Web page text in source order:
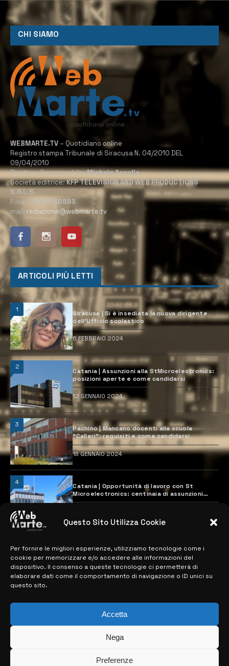
Questo Sito Utilizza Cookie
Per fornire le migliori esperienze, utilizziamo tecnologie come i
cookie per memorizzare e/o accedere alle informazioni del
dispositivo. Il consenso a queste tecnologie ci permetterà di
elaborare dati come il comportamento di navigazione o ID unici su
questo sito.
Accetta
Nega
Preferenze
CHI SIAMO
WEBMARTE.TV – Quotidiano online
Registro stampa Tribunale di Siracusa N. 04/2010 DEL
09/04/2010
Direttore Responsabile:Michele Accolla
Società editrice:KFP TELEVISION AND WEB PRODUCTIONS
S.R.L.S.
P.Iva: 02184950893
mail: redazione@webmarte.tv
ARTICOLI PIÙ LETTI
1
Siracusa | Si è insediata la nuova dirigente
dell’Ufficio scolastico
6 FEBBRAIO 2024
2
Catania | Assunzioni alla StMicroelectronics:
posizioni aperte e come candidarsi
12 GENNAIO 2024
3
Pachino | Mancano docenti alla scuola
“Calleri”: requisiti e come candidarsi
18 GENNAIO 2024
4
Catania | Opportunità di lavoro con St
Microelectronics: centinaia di assunzioni
previste
MAPPA DEL SITO
> NOTIZIE